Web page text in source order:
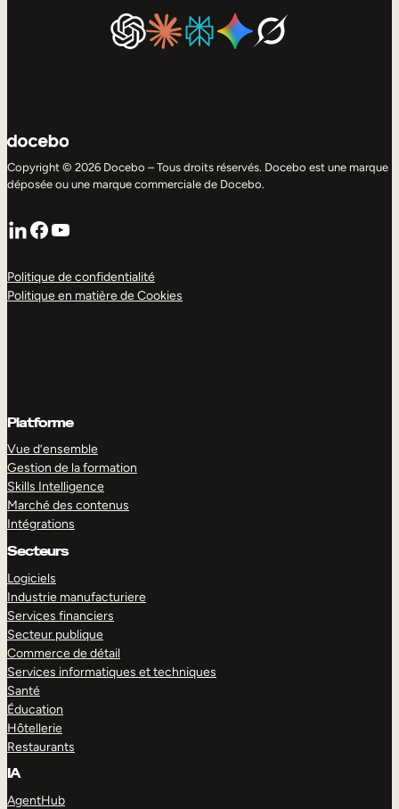
Copyright © 2026 Docebo – Tous droits réservés. Docebo est une marque
déposée ou une marque commerciale de Docebo.
LinkedIn
Facebook
YouTube
Politique de confidentialité
Politique en matière de Cookies
Platforme
Vue d’ensemble
Gestion de la formation
Skills Intelligence
Marché des contenus
Intégrations
Secteurs
Logiciels
Industrie manufacturiere
Services financiers
Secteur publique
Commerce de détail
Services informatiques et techniques
Santé
Éducation
Hôtellerie
Restaurants
IA
AgentHub